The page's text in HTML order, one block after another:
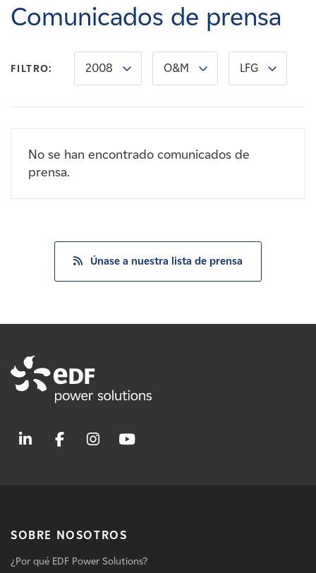
Carreras
Noticias
Afiliados
Comunicados de prensa
FILTRO: 2008 O&M LFG
No se han encontrado comunicados de
prensa.
Únase a nuestra lista de prensa
SOBRE NOSOTROS
¿Por qué EDF Power Solutions?